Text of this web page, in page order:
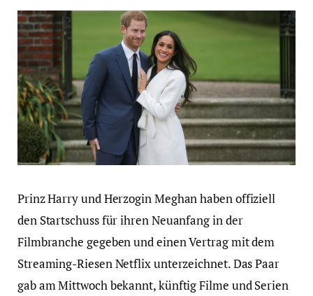
Prinz Harry und Herzogin Meghan haben offiziell
den Startschuss für ihren Neuanfang in der
Filmbranche gegeben und einen Vertrag mit dem
Streaming-Riesen Netflix unterzeichnet. Das Paar
gab am Mittwoch bekannt, künftig Filme und Serien